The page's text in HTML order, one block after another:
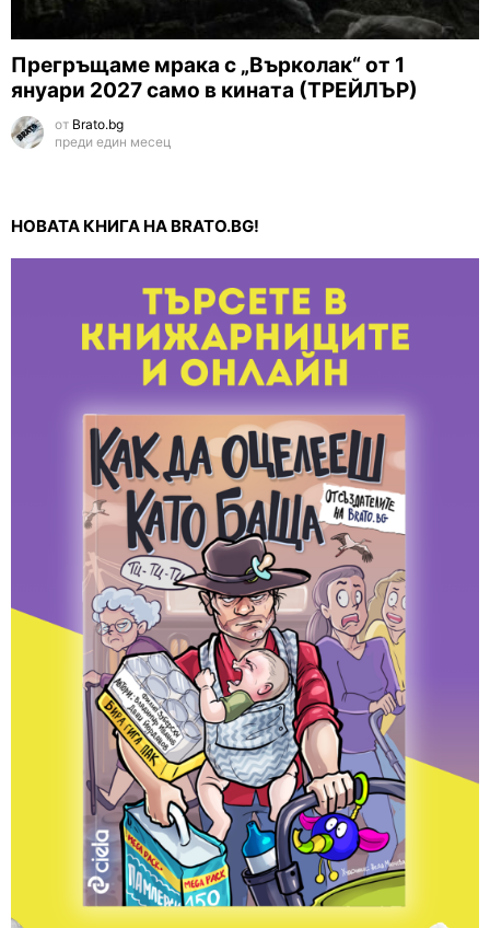
Прегръщаме мрака с „Върколак“ от 1
януари 2027 само в кината (ТРЕЙЛЪР)
от Brato.bg
преди един месец
НОВАТА КНИГА НА BRATO.BG!